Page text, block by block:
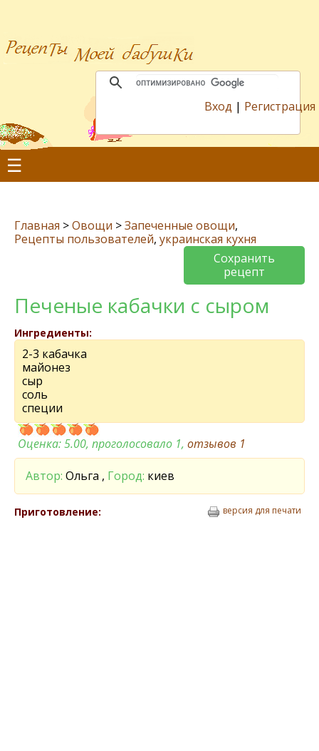
Вход | Регистрация
☰
Главная >Овощи >Запеченные овощи,
Рецепты пользователей, украинская кухня
Сохранить
рецепт
Печеные кабачки с сыром
Ингредиенты:
2-3 кабачка
майонез
сыр
соль
специи
Оценка:5.00, проголосовало 1, отзывов 1
Автор: Ольга , Город: киев
Приготовление: версия для печати